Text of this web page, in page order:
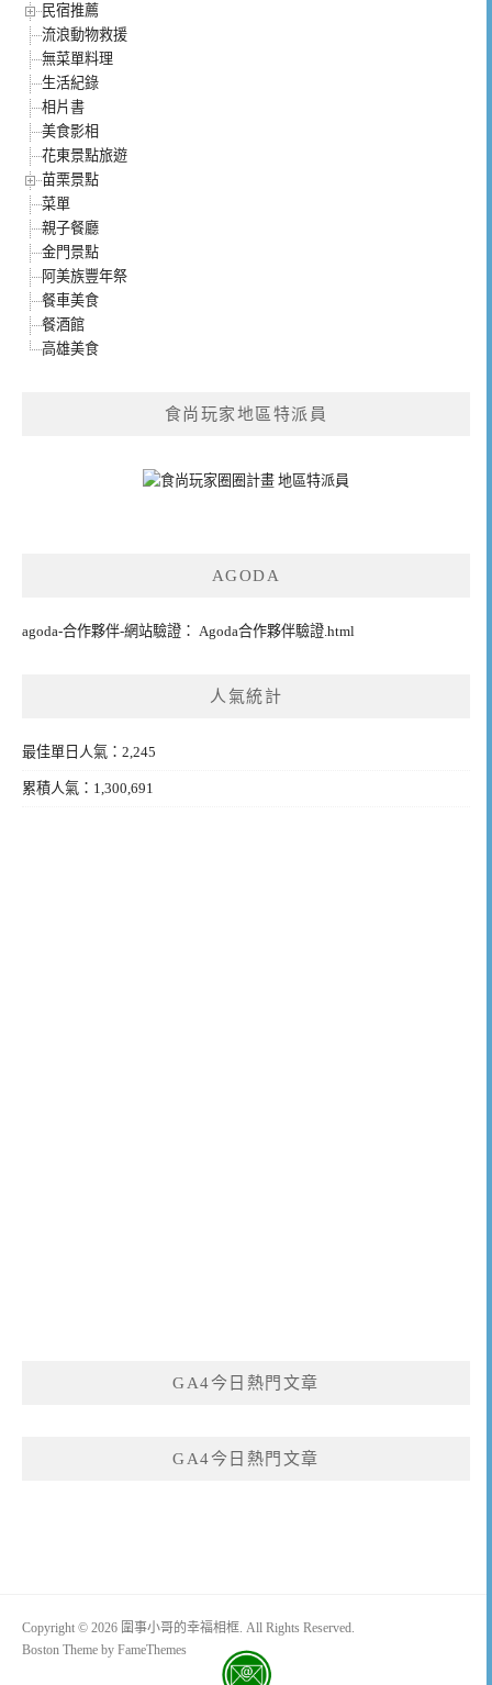
民宿推薦
流浪動物救援
無菜單料理
生活紀錄
相片書
美食影相
花東景點旅遊
苗栗景點
菜單
親子餐廳
金門景點
阿美族豐年祭
餐車美食
餐酒館
高雄美食
食尚玩家地區特派員
AGODA
agoda-合作夥伴-網站驗證： Agoda合作夥伴驗證.html
人氣統計
最佳單日人氣：2,245
累積人氣：1,300,691
GA4今日熱門文章
GA4今日熱門文章
Copyright © 2026 圍事小哥的幸福相框. All Rights Reserved.
Boston Theme by FameThemes